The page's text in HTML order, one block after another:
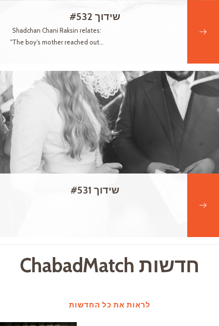
שידוך #532
Shadchan Chani Raksin relates:
"The boy's mother reached out...
שידוך #531
חדשות ChabadMatch
לראות את כל החדשות